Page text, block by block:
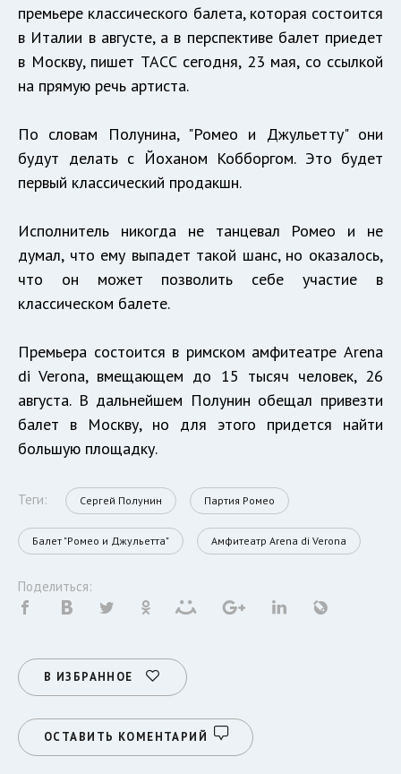
премьере классического балета, которая состоится
в Италии в августе, а в перспективе балет приедет
в Москву, пишет ТАСС сегодня, 23 мая, со ссылкой
на прямую речь артиста.
По словам Полунина, "Ромео и Джульетту" они
будут делать с Йоханом Кобборгом. Это будет
первый классический продакшн.
Исполнитель никогда не танцевал Ромео и не
думал, что ему выпадет такой шанс, но оказалось,
что он может позволить себе участие в
классическом балете.
Премьера состоится в римском амфитеатре Arena
di Verona, вмещающем до 15 тысяч человек, 26
августа. В дальнейшем Полунин обещал привезти
балет в Москву, но для этого придется найти
большую площадку.
Теги: Сергей Полунин Партия Ромео
Балет "Ромео и Джульетта" Амфитеатр Arena di Verona
Поделиться:
В ИЗБРАННОЕ
ОСТАВИТЬ КОМЕНТАРИЙ